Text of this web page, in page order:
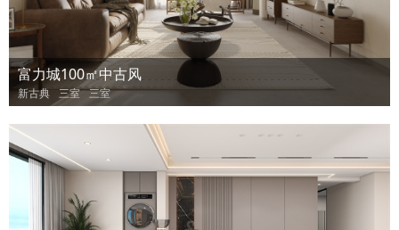
富力城100㎡中古风
新古典 三室 三室